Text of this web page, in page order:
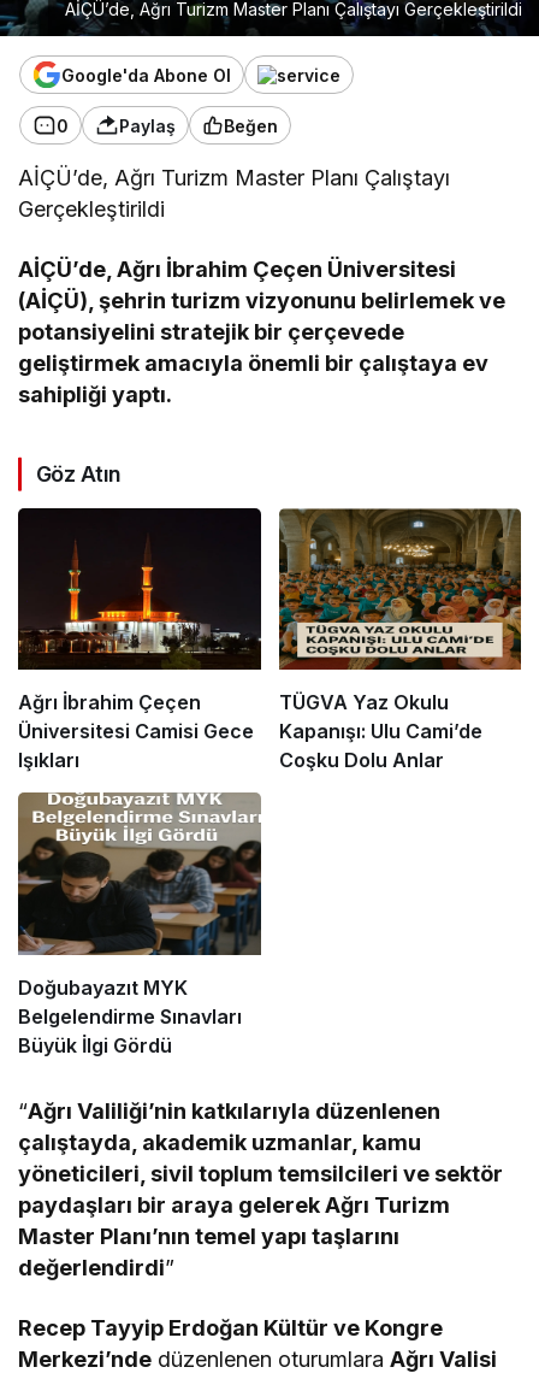
AİÇÜ’de, Ağrı Turizm Master Planı Çalıştayı Gerçekleştirildi
Google'da Abone Ol
0 Paylaş Beğen
AİÇÜ’de, Ağrı Turizm Master Planı Çalıştayı
Gerçekleştirildi
AİÇÜ’de, Ağrı İbrahim Çeçen Üniversitesi
(AİÇÜ), şehrin turizm vizyonunu belirlemek ve
potansiyelini stratejik bir çerçevede
geliştirmek amacıyla önemli bir çalıştaya ev
sahipliği yaptı.
Göz Atın
Ağrı İbrahim Çeçen
Üniversitesi Camisi Gece
Işıkları
TÜGVA Yaz Okulu
Kapanışı: Ulu Cami’de
Coşku Dolu Anlar
Doğubayazıt MYK
Belgelendirme Sınavları
Büyük İlgi Gördü
“Ağrı Valiliği’nin katkılarıyla düzenlenen
çalıştayda, akademik uzmanlar, kamu
yöneticileri, sivil toplum temsilcileri ve sektör
paydaşları bir araya gelerek Ağrı Turizm
Master Planı’nın temel yapı taşlarını
değerlendirdi”
Recep Tayyip Erdoğan Kültür ve Kongre
Merkezi’nde düzenlenen oturumlaraAğrı Valisi